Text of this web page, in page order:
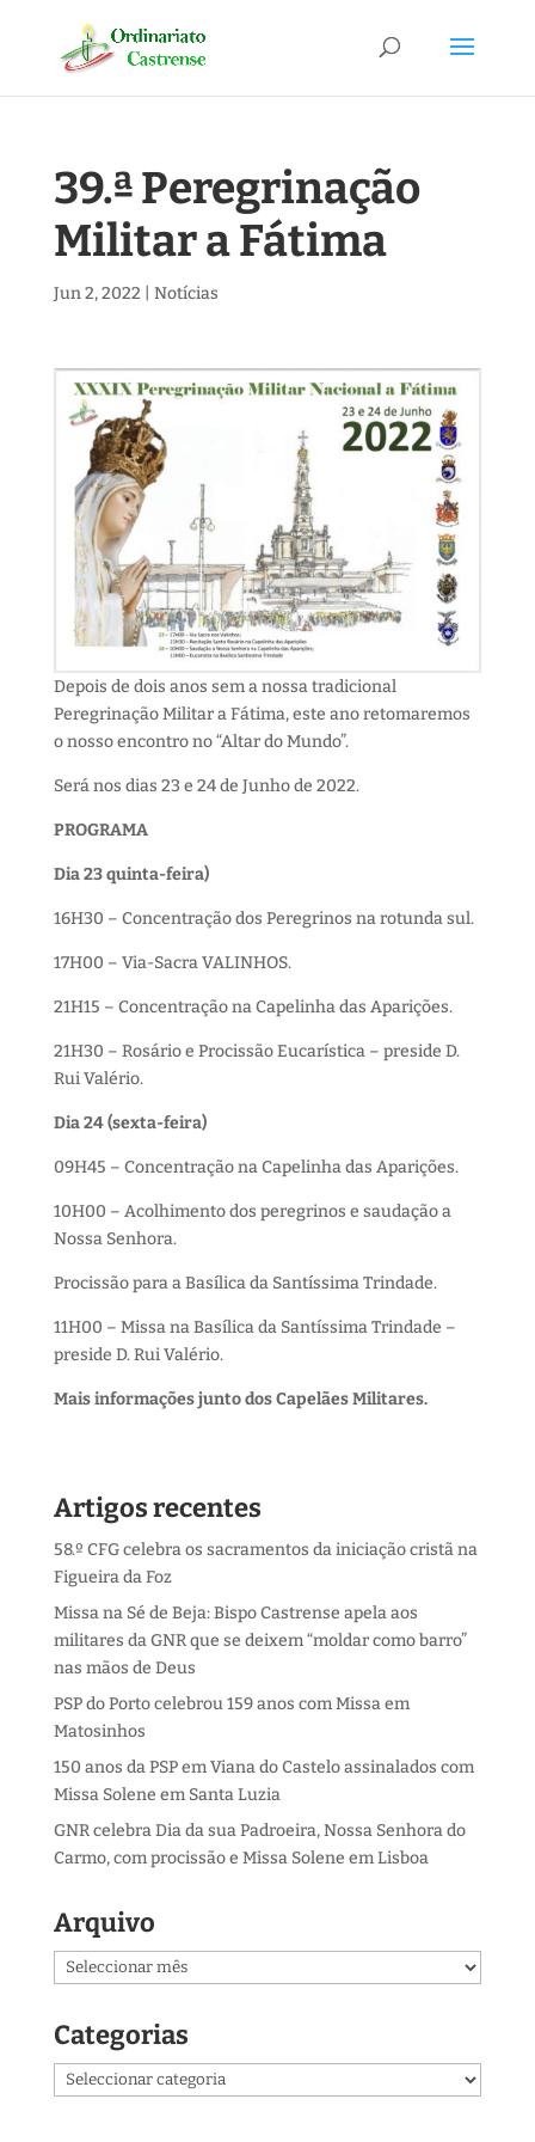
39.ª Peregrinação
Militar a Fátima
Jun 2, 2022 Notícias
Depois de dois anos sem a nossa tradicional
Peregrinação Militar a Fátima, este ano retomaremos
o nosso encontro no “Altar do Mundo”.
Será nos dias 23 e 24 de Junho de 2022.
PROGRAMA
Dia 23 quinta-feira)
16H30 – Concentração dos Peregrinos na rotunda sul.
17H00 – Via-Sacra VALINHOS.
21H15 – Concentração na Capelinha das Aparições.
21H30 – Rosário e Procissão Eucarística – preside D.
Rui Valério.
Dia 24 (sexta-feira)
09H45 – Concentração na Capelinha das Aparições.
10H00 – Acolhimento dos peregrinos e saudação a
Nossa Senhora.
Procissão para a Basílica da Santíssima Trindade.
11H00 – Missa na Basílica da Santíssima Trindade –
preside D. Rui Valério.
Mais informações junto dos Capelães Militares.
Artigos recentes
58.º CFG celebra os sacramentos da iniciação cristã na
Figueira da Foz
Missa na Sé de Beja: Bispo Castrense apela aos
militares da GNR que se deixem “moldar como barro”
nas mãos de Deus
PSP do Porto celebrou 159 anos com Missa em
Matosinhos
150 anos da PSP em Viana do Castelo assinalados com
Missa Solene em Santa Luzia
GNR celebra Dia da sua Padroeira, Nossa Senhora do
Carmo, com procissão e Missa Solene em Lisboa
Arquivo
Arquivo
Categorias
Categorias